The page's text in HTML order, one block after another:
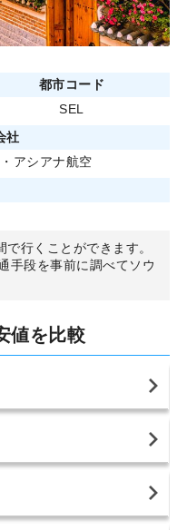
都市コード
SEL
社
・ アシアナ航空
行くことができます。
手段を事前に調べてソウ
値を比較